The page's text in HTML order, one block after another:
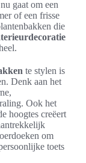
gaat om een
of een frisse
die
te stylen is
Denk aan het
Ook het
hoogtes creëert
om
toets